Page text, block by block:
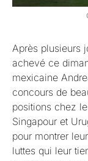
Après plusieurs
achevé ce
mexicaine
concours de
positions chez
Singapour et
pour montrer
luttes qui leur